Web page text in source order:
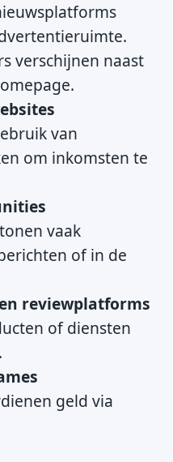
verschijnen naast
van
om inkomsten te
vaak
of in de
reviewplatforms
of diensten
geld via